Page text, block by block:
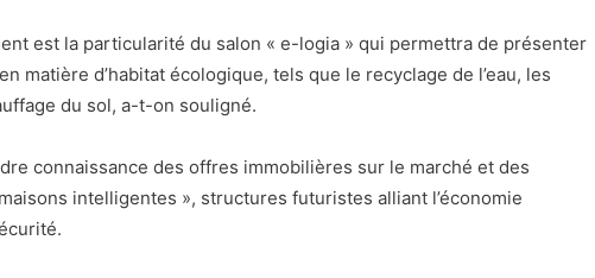
est la particularité du salon « e-logia » qui permettra de présenter
matière d’habitat écologique, tels que le recyclage de l’eau, les
du sol, a-t-on souligné.
connaissance des offres immobilières sur le marché et des
intelligentes », structures futuristes alliant l’économie